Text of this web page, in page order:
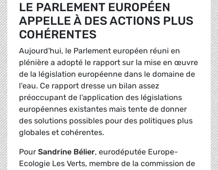
LE PARLEMENT EUROPÉEN
APPELLE À DES ACTIONS PLUS
COHÉRENTES
Aujourd'hui, le Parlement européen réuni en
plénière a adopté le rapport sur la mise en œuvre
de la législation européenne dans le domaine de
l'eau. Ce rapport dresse un bilan assez
préoccupant de l'application des législations
européennes existantes mais tente de donner
des solutions possibles pour des politiques plus
globales et cohérentes.
Pour Sandrine Bélier, eurodéputée Europe-
Ecologie Les Verts, membre de la commission de